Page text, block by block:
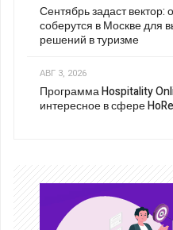
Сентябрь задаст
соберутся в Москве для
решений в туризме
АВГ 3, 2026
Программа Hospitality
интересное в сфере